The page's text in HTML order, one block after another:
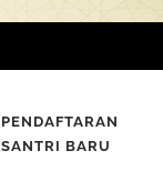
PENDAFTARAN
SANTRI BARU